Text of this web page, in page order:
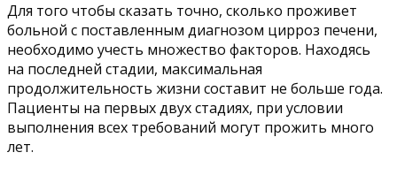
Для того чтобы сказать точно, сколько проживет
больной с поставленным диагнозом цирроз печени,
необходимо учесть множество факторов. Находясь
на последней стадии, максимальная
продолжительность жизни составит не больше года.
Пациенты на первых двух стадиях, при условии
выполнения всех требований могут прожить много
лет.